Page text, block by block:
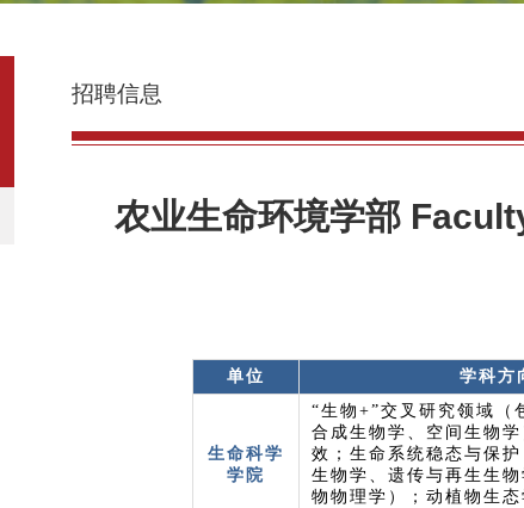
招聘信息
农业生命环境学部
单位 学科方
生命科学
学院
“生物+”交叉研究领域（
合成生物学、空间生物
效；生命系统稳态与保
生物学、遗传与再生生
物物理学）；动植物生